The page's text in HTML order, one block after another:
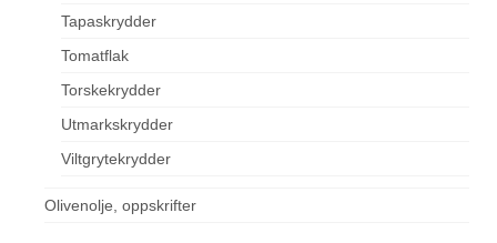
Tapaskrydder
Tomatflak
Torskekrydder
Utmarkskrydder
Viltgrytekrydder
Olivenolje, oppskrifter